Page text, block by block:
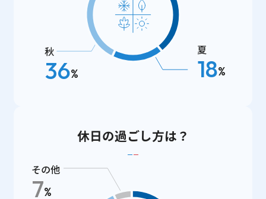
夏
18%
秋
36%
休日の過ごし方は？
その他
7%